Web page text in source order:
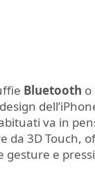
Bluetooth o
va in
3D Touch,
e